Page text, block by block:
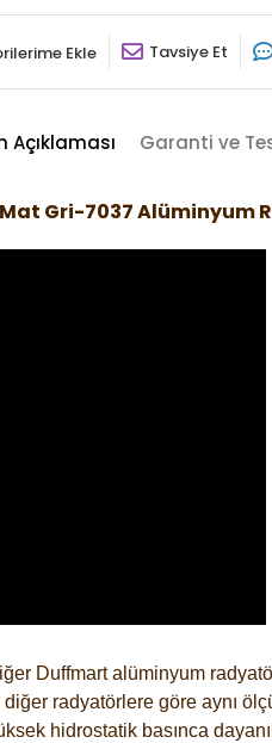
Ekle Tavsiye Et
Açıklaması Garanti ve
Gri-7037 Alüminyum
Duffmart alüminyum
radyatörlere göre aynı
hidrostatik basınca